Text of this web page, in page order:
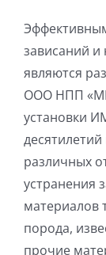
зависаний
являются
ООО НПП
установки
различных
устранения
материалов
порода,
прочие